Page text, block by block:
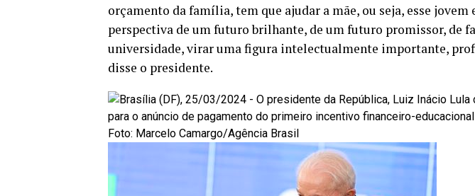
orçamento da família, tem que ajudar a mãe, ou seja, esse jovem
perspectiva de um futuro brilhante, de um futuro promissor, de
universidade, virar uma figura intelectualmente importante,
disse o presidente.